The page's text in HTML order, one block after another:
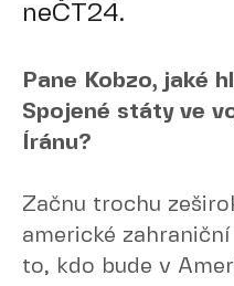
neČT24.
Pane Kobzo, jaké
Spojené státy ve
Íránu?
Začnu trochu
americké
to, kdo bude v